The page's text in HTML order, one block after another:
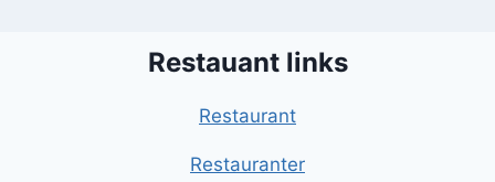
Restauant links
Restaurant
Restauranter